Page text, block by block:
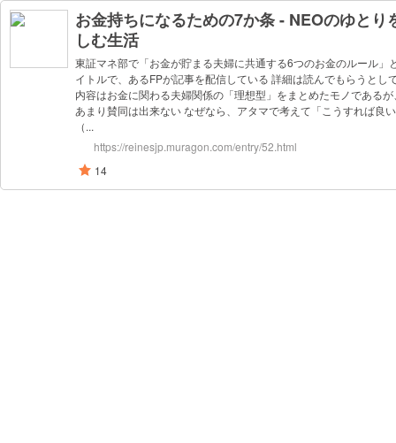
お金持ちになるための7か条 - NEOのゆとり
しむ生活
東証マネ部で「お金が貯まる夫婦に共通する6つのお金のルール」
イトルで、あるFPが記事を配信している 詳細は読んでもらうとし
内容はお金に関わる夫婦関係の「理想型」をまとめたモノである
あまり賛同は出来ない なぜなら、アタマで考えて「こうすれば良
（...
https://reinesjp.muragon.com/entry/52.html
14